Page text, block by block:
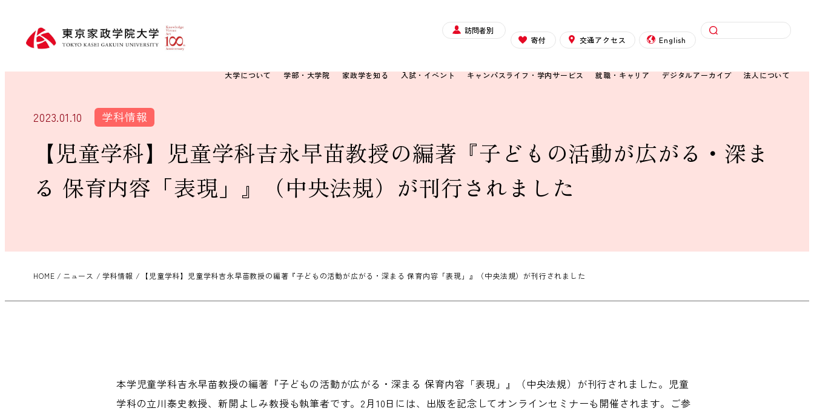
訪問者別
寄付
交通アクセス English 検索
大学について 学部・大学院 家政学を知る 入試・イベント キャンパスライフ・学内サービス 就職・キャリア デジタルアーカイブ 法人について
2023.01.10 学科情報
【児童学科】児童学科吉永早苗教授の編著『子どもの活動が広がる・深ま
る 保育内容「表現」』（中央法規）が刊行されました
HOME ニュース 学科情報 【児童学科】児童学科吉永早苗教授の編著『子どもの活動が広がる・深まる 保育内容「表現」』（中央法規）が刊行されました
本学児童学科吉永早苗教授の編著『子どもの活動が広がる・深まる 保育内容「表現」』（中央法規）が刊行されました。児童
学科の立川泰史教授、新開よしみ教授も執筆者です。2月10日には、出版を記念してオンラインセミナーも開催されます。ご参